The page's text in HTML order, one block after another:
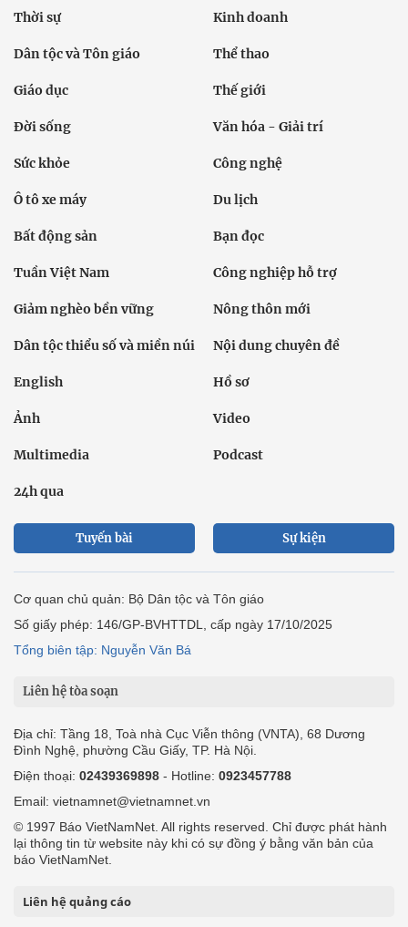
Thời sự Kinh doanh
Dân tộc và Tôn giáo Thể thao
Giáo dục Thế giới
Đời sống Văn hóa - Giải trí
Sức khỏe Công nghệ
Ô tô xe máy Du lịch
Bất động sản Bạn đọc
Tuần Việt Nam Công nghiệp hỗ trợ
Giảm nghèo bền vững Nông thôn mới
Dân tộc thiểu số và miền núi Nội dung chuyên đề
English Hồ sơ
Ảnh Video
Multimedia Podcast
24h qua
Tuyến bài Sự kiện
Cơ quan chủ quản: Bộ Dân tộc và Tôn giáo
Số giấy phép: 146/GP-BVHTTDL, cấp ngày 17/10/2025
Tổng biên tập: Nguyễn Văn Bá
Liên hệ tòa soạn
Địa chỉ: Tầng 18, Toà nhà Cục Viễn thông (VNTA), 68 Dương
Đình Nghệ, phường Cầu Giấy, TP. Hà Nội.
Điện thoại: 02439369898 - Hotline: 0923457788
Email: vietnamnet@vietnamnet.vn
© 1997 Báo VietNamNet. All rights reserved. Chỉ được phát hành
lại thông tin từ website này khi có sự đồng ý bằng văn bản của
báo VietNamNet.
Liên hệ quảng cáo